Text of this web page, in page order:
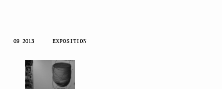
09 2013 EXPOSITION